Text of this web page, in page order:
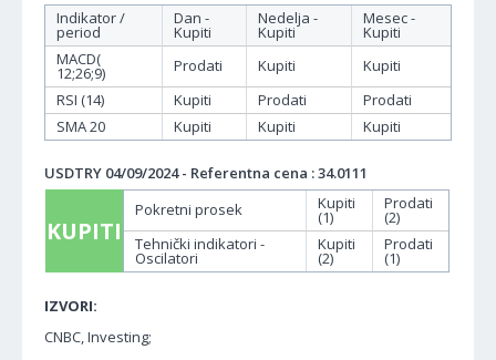
Indikator /
period
Dan -
Kupiti
Nedelja -
Kupiti
Mesec -
Kupiti
MACD(
12;26;9) Prodati Kupiti
Kupiti
RSI (14)
Kupiti Prodati
Prodati
SMA 20
Kupiti Kupiti Kupiti
USDTRY 04/09/2024 - Referentna cena : 34.0111
KUPITI
Pokretni prosek Kupiti
(1)
Prodati
(2)
Tehnički indikatori -
Oscilatori
Kupiti
(2)
Prodati
(1)
IZVORI:
CNBC, Investing;